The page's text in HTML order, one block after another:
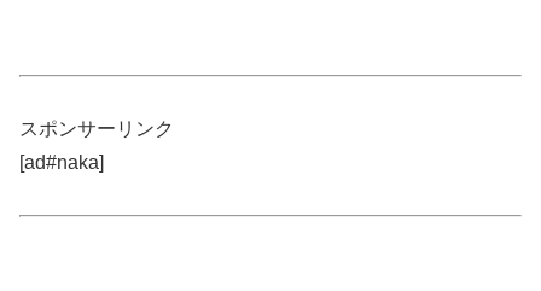
スポンサーリンク
[ad#naka]